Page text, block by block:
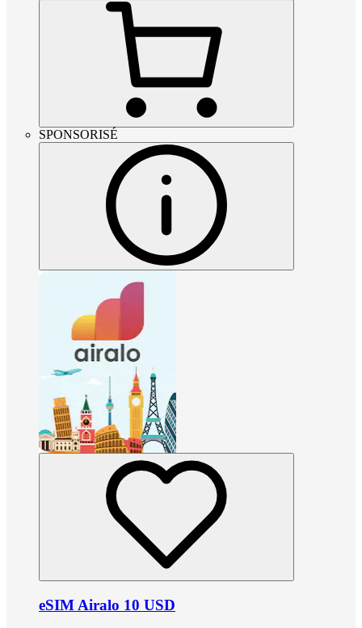
SPONSORISÉ
eSIM Airalo 10 USD